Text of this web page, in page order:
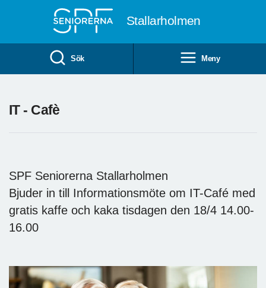
Stallarholmen
Sök Meny
IT - Cafè
SPF Seniorerna Stallarholmen
Bjuder in till Informationsmöte om IT-Café med
gratis kaffe och kaka tisdagen den 18/4 14.00-
16.00